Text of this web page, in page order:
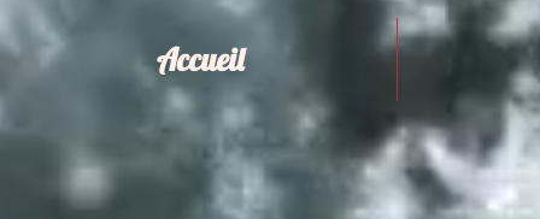
Accueil